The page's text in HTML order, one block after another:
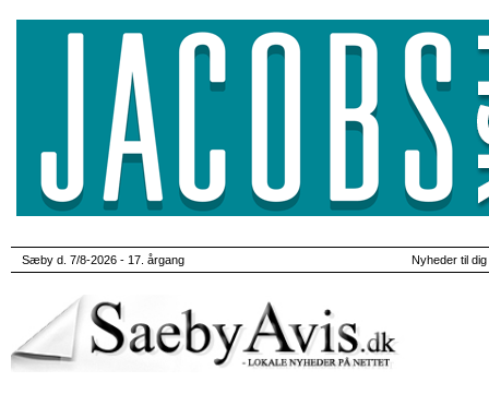
Sæby d. 7/8-2026 - 17. årgang Nyheder til